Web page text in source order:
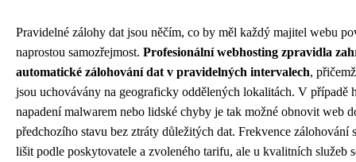
Pravidelné zálohy dat jsou něčím, co by měl každý majitel webu
naprostou samozřejmost. Profesionální webhosting zpravidla
automatické zálohování dat v pravidelných intervalech,
jsou uchovávány na geograficky oddělených lokalitách. V případě
napadení malwarem nebo lidské chyby je tak možné obnovit web
předchozího stavu bez ztráty důležitých dat. Frekvence zálohování
lišit podle poskytovatele a zvoleného tarifu, ale u kvalitních služeb